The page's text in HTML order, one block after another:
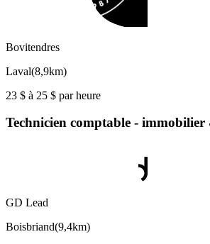
Bovitendres
Laval(8,9km)
23 $ à 25 $ par heure
Technicien comptable -
GD Lead
Boisbriand(9,4km)